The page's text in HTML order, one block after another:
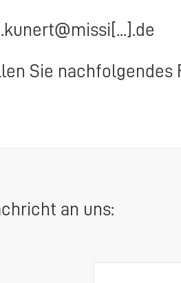
Sie nachfolgendes
an uns: